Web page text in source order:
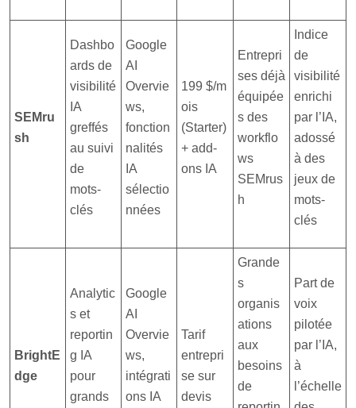
SEMru
sh
Dashbo
ards de
visibilité
IA
greffés
au suivi
de
mots-
clés
Google
AI
Overvie
ws,
fonction
nalités
IA
sélectio
nnées
199 $/m
ois
(Starter)
+ add-
ons IA
Entrepri
ses déjà
équipée
s des
workflo
ws
SEMrus
h
Indice
de
visibilité
enrichi
par l’IA,
adossé
à des
jeux de
mots-
clés
BrightE
dge
Analytic
s et
reportin
g IA
pour
grands
Google
AI
Overvie
ws,
intégrati
ons IA
Tarif
entrepri
se sur
devis
Grande
s
organis
ations
aux
besoins
de
Part de
voix
pilotée
par l’IA,
à
l’échelle